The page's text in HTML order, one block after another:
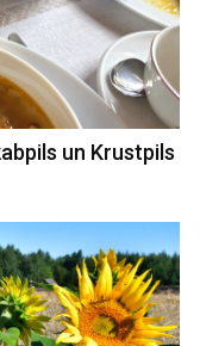
un Krustpils